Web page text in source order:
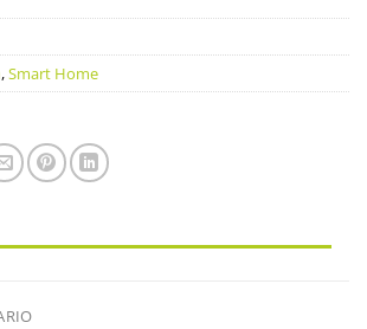
,Smart Home